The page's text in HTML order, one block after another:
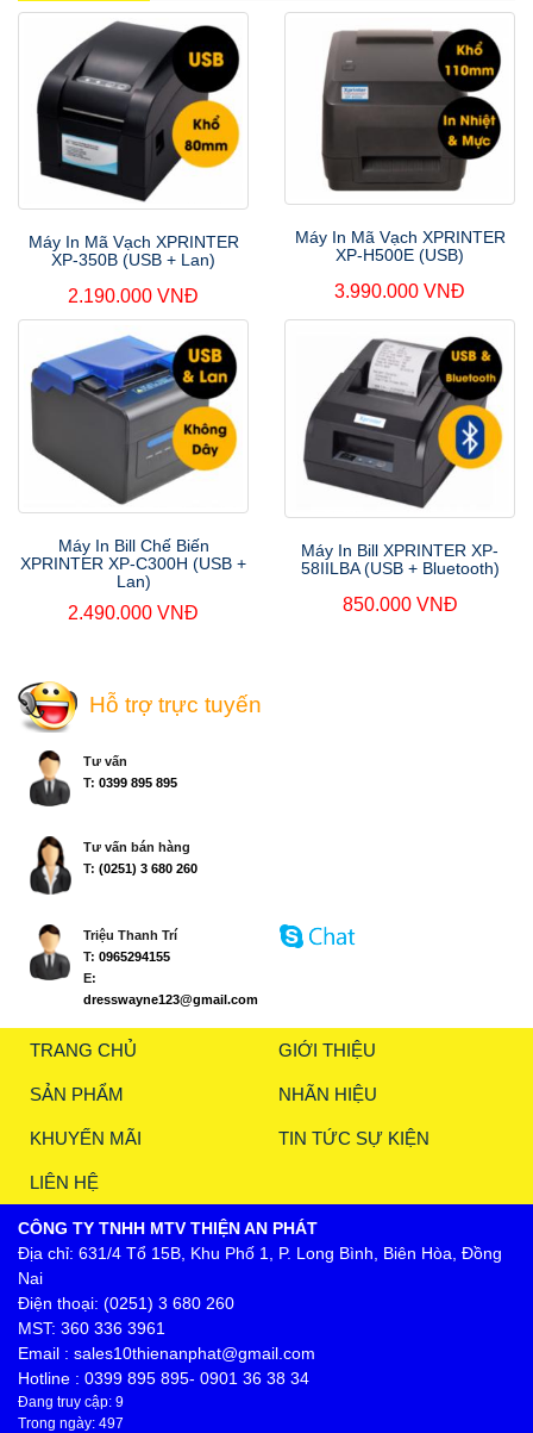
Máy In Mã Vạch XPRINTER
XP-350B (USB + Lan)
2.190.000 VNĐ
Máy In Mã Vạch XPRINTER
XP-H500E (USB)
3.990.000 VNĐ
Máy In Bill Chế Biến
XPRINTER XP-C300H (USB +
Lan)
2.490.000 VNĐ
Máy In Bill XPRINTER XP-
58IILBA (USB + Bluetooth)
850.000 VNĐ
Hỗ trợ trực tuyến
Tư vấn
T: 0399 895 895
Tư vấn bán hàng
T: (0251) 3 680 260
Triệu Thanh Trí
T: 0965294155
E:
dresswayne123@gmail.com
TRANG CHỦ GIỚI THIỆU
SẢN PHẨM NHÃN HIỆU
KHUYẾN MÃI TIN TỨC SỰ KIỆN
LIÊN HỆ
CÔNG TY TNHH MTV THIỆN AN PHÁT
Địa chỉ: 631/4 Tổ 15B, Khu Phố 1, P. Long Bình, Biên Hòa, Đồng
Nai
Điện thoại: (0251) 3 680 260
MST: 360 336 3961
Email : sales10thienanphat@gmail.com
Hotline : 0399 895 895- 0901 36 38 34
Đang truy cập: 9
Trong ngày: 497